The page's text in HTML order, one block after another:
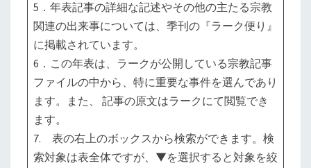
5．年表記事の詳細な記述やその他の主たる宗教
関連の出来事については、季刊の『ラーク便り』
に掲載されています。
6．この年表は、ラークが公開している宗教記事
ファイルの中から、特に重要な事件を選んであり
ます。また、 記事の原文はラークにて閲覧でき
ます。
7. 表の右上のボックスから検索ができます。検
索対象は表全体ですが、▼を選択すると対象を絞